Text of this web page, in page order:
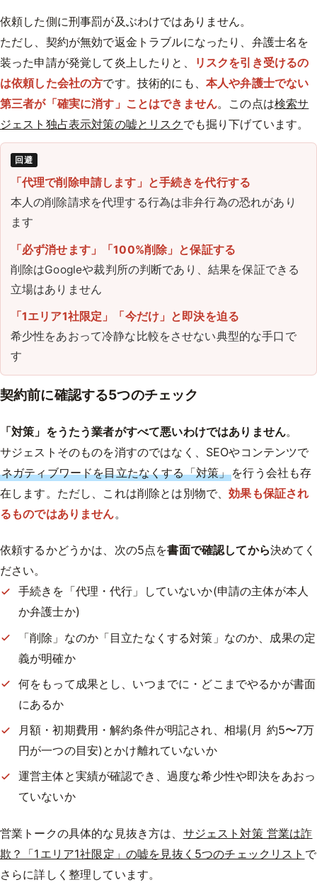
依頼した側に刑事罰が及ぶわけではありません。
ただし、契約が無効で返金トラブルになったり、弁護士名を
装った申請が発覚して炎上したりと、
リスクを引き受けるの
は依頼した会社の方です。技術的にも、 本人や弁護士でない
第三者が「確実に消す」ことはできません。この点は検索サ
ジェスト独占表示対策の嘘とリスク でも掘り下げています。
回避
「代理で削除申請します」と手続きを代行する
本人の削除請求を代理する行為は非弁行為の恐れがあり
ます
「必ず消せます」「100%削除」と保証する
削除はGoogleや裁判所の判断であり、結果を保証できる
立場はありません
「1エリア1社限定」「今だけ」と即決を迫る
希少性をあおって冷静な比較をさせない典型的な手口で
す
契約前に確認する5つのチェック
「対策」をうたう業者がすべて悪いわけではありません。
サジェストそのものを消すのではなく、SEOやコンテンツで
ネガティブワードを目立たなくする「対策」を行う会社も存
在します。ただし、これは削除とは別物で、効果も保証され
るものではありません。
依頼するかどうかは、次の5点を書面で確認してから決めてく
ださい。
手続きを「代理・代行」していないか(申請の主体が本人
か弁護士か)
「削除」なのか「目立たなくする対策」なのか、成果の定
義が明確か
何をもって成果とし、いつまでに・どこまでやるかが書面
にあるか
月額・初期費用・解約条件が明記され、相場(月 約5〜7万
円が一つの目安)とかけ離れていないか
運営主体と実績が確認でき、過度な希少性や即決をあおっ
ていないか
営業トークの具体的な見抜き方は、 サジェスト対策 営業は詐
欺？「1エリア1社限定」の嘘を見抜く5つのチェックリスト で
さらに詳しく整理しています。